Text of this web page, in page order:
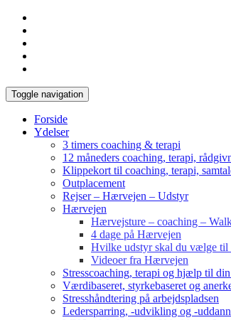
Toggle navigation
Forside
Ydelser
3 timers coaching & terapi
12 måneders coaching, terapi,
Klippekort til coaching, terapi,
Outplacement
Rejser – Hærvejen – Udstyr
Hærvejen
Hærvejsture – coaching –
4 dage på Hærvejen
Hvilke udstyr skal du vælge til
Videoer fra Hærvejen
Stresscoaching, terapi og hjælp til
Værdibaseret, styrkebaseret og
Stresshåndtering på arbejdspladsen
Ledersparring, -udvikling og -